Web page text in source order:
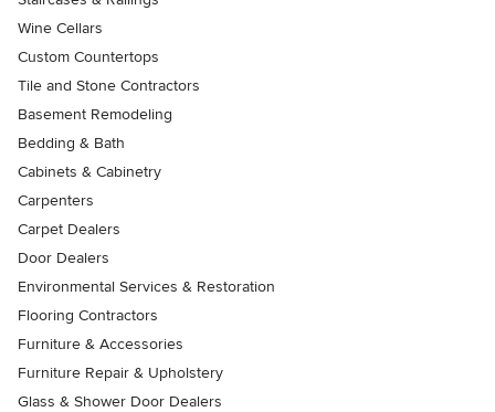
Wine Cellars
Custom Countertops
Tile and Stone Contractors
Basement Remodeling
Bedding & Bath
Cabinets & Cabinetry
Carpenters
Carpet Dealers
Door Dealers
Environmental Services & Restoration
Flooring Contractors
Furniture & Accessories
Furniture Repair & Upholstery
Glass & Shower Door Dealers